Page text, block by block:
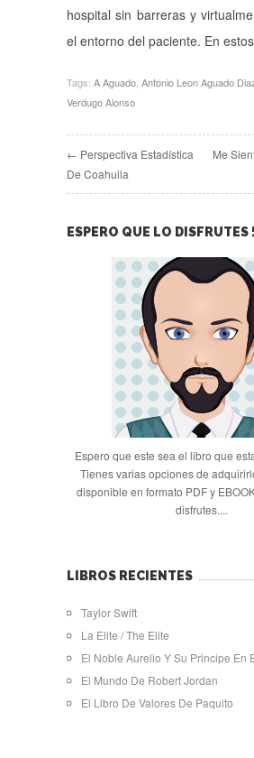
hospital sin barreras y
el entorno del paciente. En
Tags: A Aguado Antonio Leon Aguado
Verdugo Alonso
← Perspectiva Estadística
De Coahuila
Me
ESPERO QUE LO DISFRUTES
Espero que este sea el libro que
Tienes varias opciones de
disponible en formato PDF y
disfrutes....
LIBROS RECIENTES
Taylor Swift
La Elite / The Elite
El Noble Aurelio Y Su Principe En
El Mundo De Robert Jordan
El Libro De Valores De Paquito